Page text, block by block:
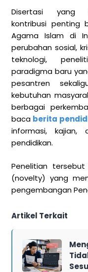
Disertasi yang
kontribusi penting
Agama Islam di
perubahan sosial,
teknologi,
paradigma baru
pesantren
kebutuhan
berbagai
baca berita
informasi,
pendidikan.
Penelitian
(novelty) yang
pengembangan
Artikel Terkait